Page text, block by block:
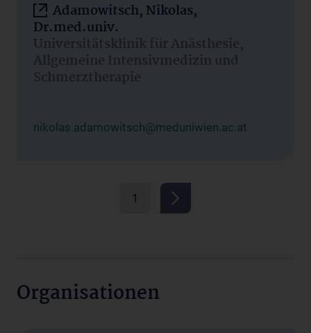
Adamowitsch, Nikolas,
Dr.med.univ.
Universitätsklinik für Anästhesie,
Allgemeine Intensivmedizin und
Schmerztherapie
nikolas.adamowitsch@meduniwien.ac.at
1
Organisationen